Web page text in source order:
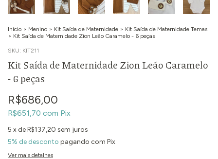
Início > Menino > Kit Saída de Maternidade > Kit Saída de Maternidade Temas
> Kit Saída de Maternidade Zion Leão Caramelo - 6 peças
SKU: KIT211
Kit Saída de Maternidade Zion Leão Caramelo
- 6 peças
R$686,00
R$651,70 com Pix
5 x deR$137,20 sem juros
5% de desconto pagando com Pix
Ver mais detalhes